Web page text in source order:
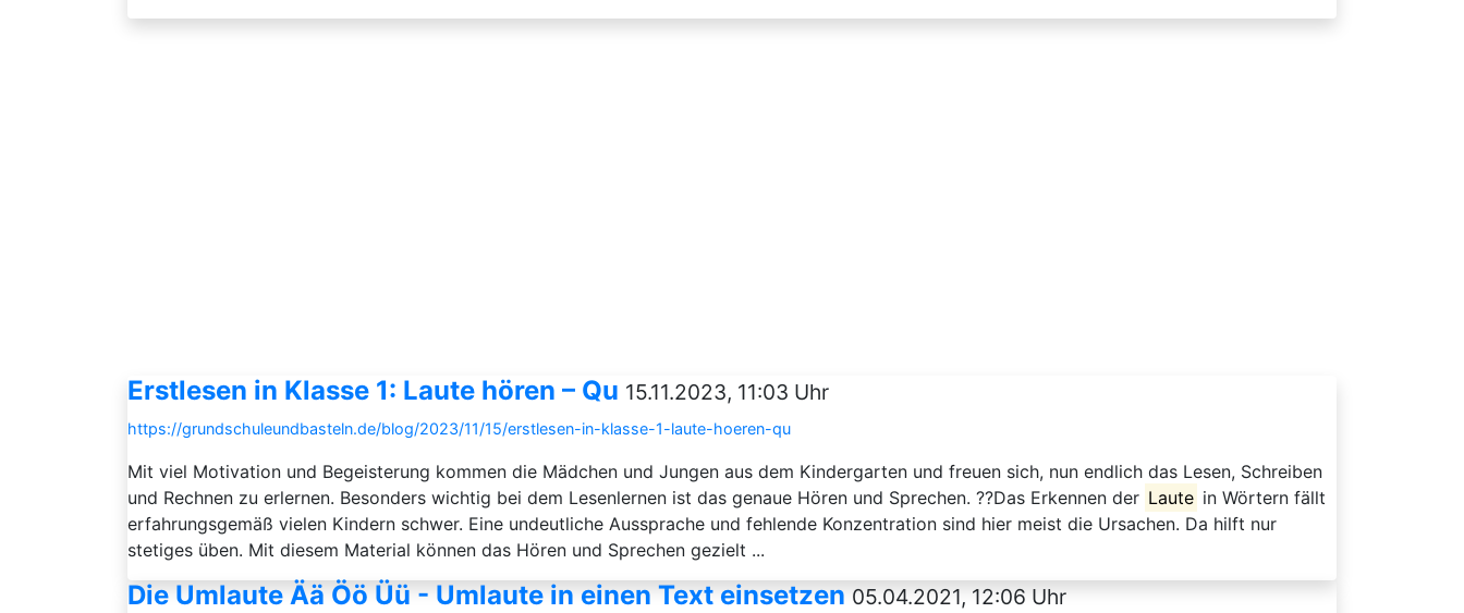
Erstlesen in Klasse 1: Laute hören – Qu 15.11.2023, 11:03 Uhr
https://grundschuleundbasteln.de/blog/2023/11/15/erstlesen-in-klasse-1-laute-hoeren-qu
Mit viel Motivation und Begeisterung kommen die Mädchen und Jungen aus dem Kindergarten und freuen sich, nun endlich das Lesen, Schreiben
und Rechnen zu erlernen. Besonders wichtig bei dem Lesenlernen ist das genaue Hören und Sprechen. ??Das Erkennen der Laute in Wörtern fällt
erfahrungsgemäß vielen Kindern schwer. Eine undeutliche Aussprache und fehlende Konzentration sind hier meist die Ursachen. Da hilft nur
stetiges üben. Mit diesem Material können das Hören und Sprechen gezielt ...
Die Umlaute Ää Öö Üü - Umlaute in einen Text einsetzen 05.04.2021, 12:06 Uhr